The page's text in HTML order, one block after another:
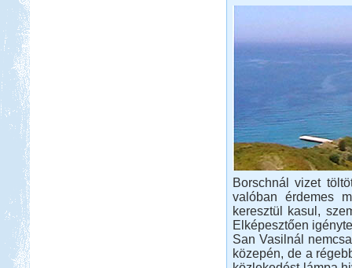
Borschnál vizet
valóban érdemes
keresztül kasul,
Elképesztően
San Vasilnál
közepén, de a